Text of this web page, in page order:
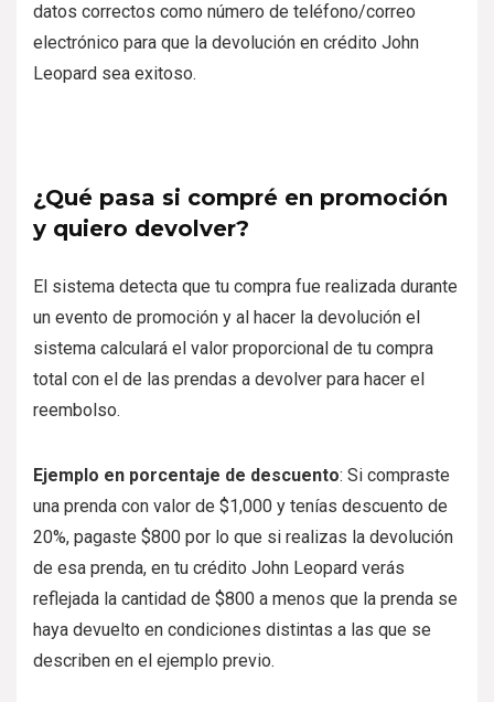
datos correctos como número de teléfono/correo
electrónico para que la devolución en crédito John
Leopard sea exitoso.
¿Qué pasa si compré en promoción
y quiero devolver?
El sistema detecta que tu compra fue realizada durante
un evento de promoción y al hacer la devolución el
sistema calculará el valor proporcional de tu compra
total con el de las prendas a devolver para hacer el
reembolso.
Ejemplo en porcentaje de descuento: Si compraste
una prenda con valor de $1,000 y tenías descuento de
20%, pagaste $800 por lo que si realizas la devolución
de esa prenda, en tu crédito John Leopard verás
reflejada la cantidad de $800 a menos que la prenda se
haya devuelto en condiciones distintas a las que se
describen en el ejemplo previo.